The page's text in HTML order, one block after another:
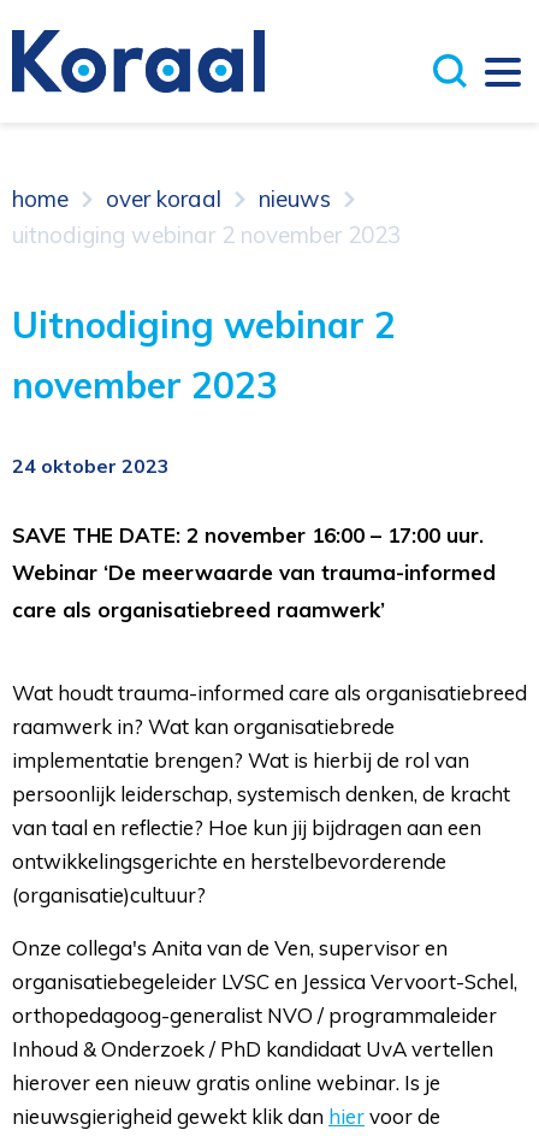
home over koraal
nieuws
uitnodiging webinar 2 november 2023
Uitnodiging webinar 2
november 2023
24 oktober 2023
SAVE THE DATE: 2 november 16:00 – 17:00 uur.
Webinar ‘De meerwaarde van trauma-informed
care als organisatiebreed raamwerk’
Wat houdt trauma-informed care als organisatiebreed
raamwerk in? Wat kan organisatiebrede
implementatie brengen? Wat is hierbij de rol van
persoonlijk leiderschap, systemisch denken, de kracht
van taal en reflectie? Hoe kun jij bijdragen aan een
ontwikkelingsgerichte en herstelbevorderende
(organisatie)cultuur?
Onze collega's Anita van de Ven, supervisor en
organisatiebegeleider LVSC en Jessica Vervoort-Schel,
orthopedagoog-generalist NVO / programmaleider
Inhoud & Onderzoek / PhD kandidaat UvA vertellen
hierover een nieuw gratis online webinar. Is je
nieuwsgierigheid gewekt klik dan hiervoor de